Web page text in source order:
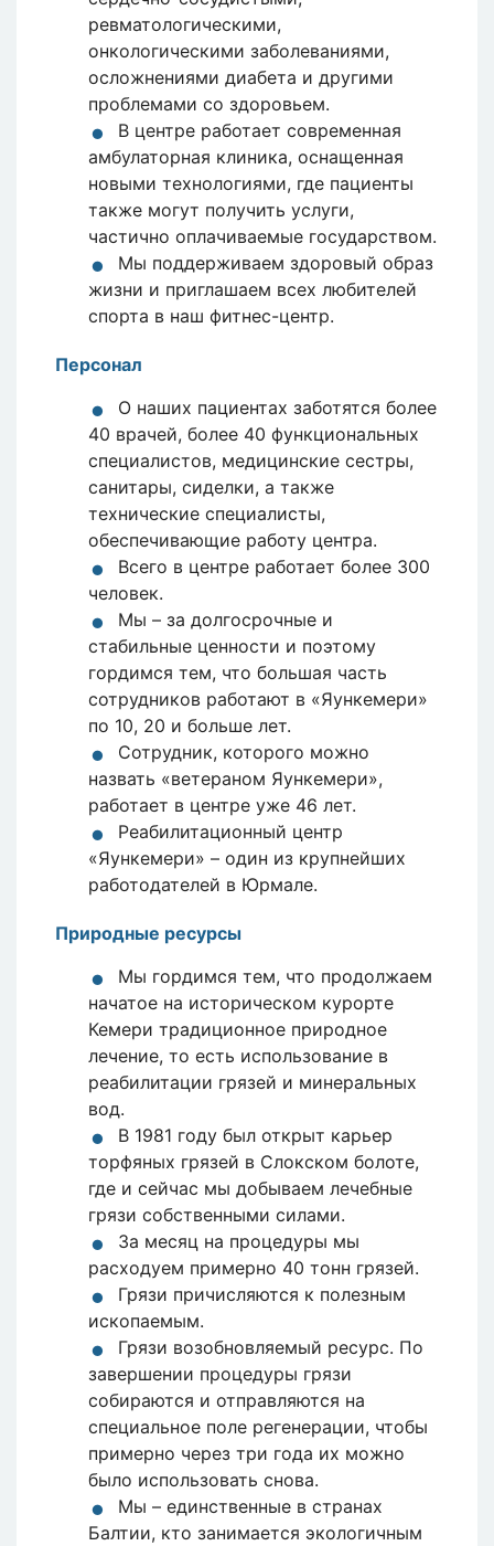
ревматологическими,
онкологическими заболеваниями,
осложнениями диабета и другими
проблемами со здоровьем.
В центре работает современная
амбулаторная клиника, оснащенная
новыми технологиями, где пациенты
также могут получить услуги,
частично оплачиваемые государством.
Мы поддерживаем здоровый образ
жизни и приглашаем всех любителей
спорта в наш фитнес-центр.
Персонал
О наших пациентах заботятся более
40 врачей, более 40 функциональных
специалистов, медицинские сестры,
санитары, сиделки, а также
технические специалисты,
обеспечивающие работу центра.
Всего в центре работает более 300
человек.
Мы – за долгосрочные и
стабильные ценности и поэтому
гордимся тем, что большая часть
сотрудников работают в «Яункемери»
по 10, 20 и больше лет.
Сотрудник, которого можно
назвать «ветераном Яункемери»,
работает в центре уже 46 лет.
Реабилитационный центр
«Яункемери» – один из крупнейших
работодателей в Юрмале.
Природные ресурсы
Мы гордимся тем, что продолжаем
начатое на историческом курорте
Кемери традиционное природное
лечение, то есть использование в
реабилитации грязей и минеральных
вод.
В 1981 году был открыт карьер
торфяных грязей в Слокском болоте,
где и сейчас мы добываем лечебные
грязи собственными силами.
За месяц на процедуры мы
расходуем примерно 40 тонн грязей.
Грязи причисляются к полезным
ископаемым.
Грязи возобновляемый ресурс. По
завершении процедуры грязи
собираются и отправляются на
специальное поле регенерации, чтобы
примерно через три года их можно
было использовать снова.
Мы – единственные в странах
Балтии, кто занимается экологичным